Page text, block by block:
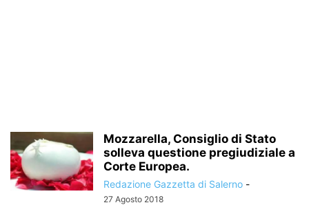
Mozzarella, Consiglio di Stato
solleva questione pregiudiziale a
Corte Europea.
Redazione Gazzetta di Salerno -
27 Agosto 2018